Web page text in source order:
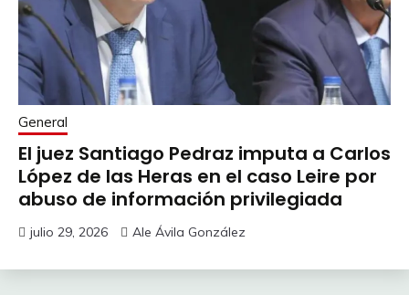
General
El juez Santiago Pedraz imputa a Carlos
López de las Heras en el caso Leire por
abuso de información privilegiada
julio 29, 2026 Ale Ávila González